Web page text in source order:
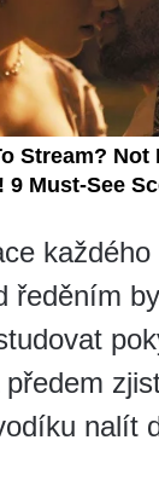
každého
ředěním
nalít